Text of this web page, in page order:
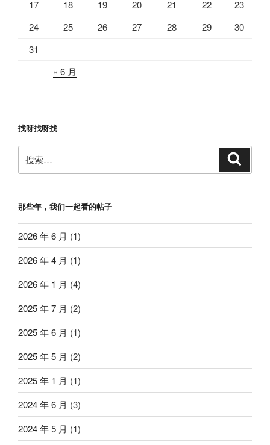
17
18 19 20 21 22
23
24
25 26 27 28 29
30
31
« 6 月
找呀找呀找
索：
那些年，我们一起看的帖子
2026 年 6 月 (1)
2026 年 4 月 (1)
2026 年 1 月 (4)
2025 年 7 月 (2)
2025 年 6 月 (1)
2025 年 5 月 (2)
2025 年 1 月 (1)
2024 年 6 月 (3)
2024 年 5 月 (1)